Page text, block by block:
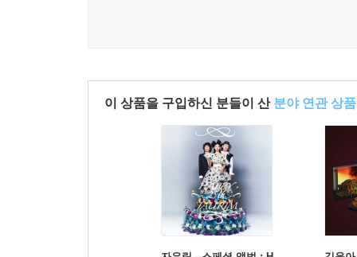
이 상품을 구입하신 분들이 산 분야 연관 상품